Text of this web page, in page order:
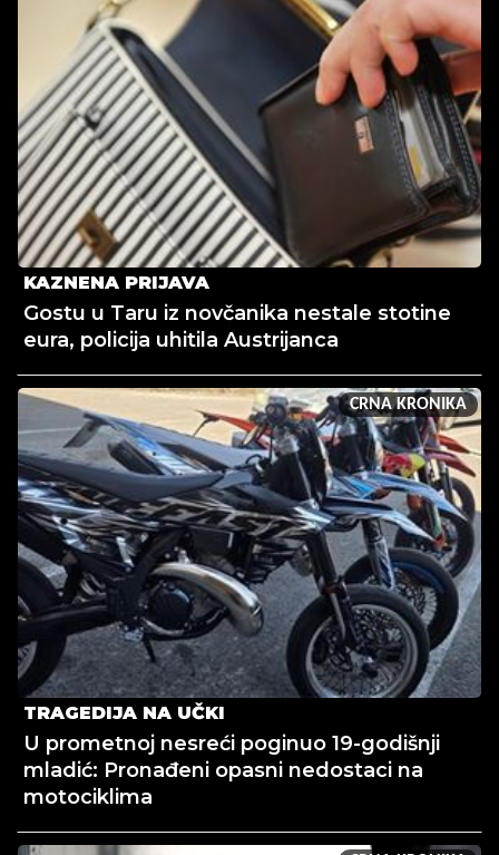
KAZNENA PRIJAVA
Gostu u Taru iz novčanika nestale stotine
eura, policija uhitila Austrijanca
CRNA KRONIKA
TRAGEDIJA NA UČKI
U prometnoj nesreći poginuo 19-godišnji
mladić: Pronađeni opasni nedostaci na
motociklima